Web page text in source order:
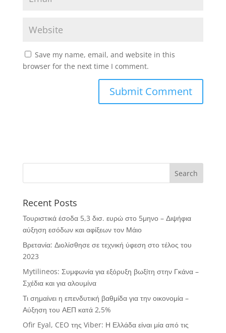
Save my name, email, and website in this
browser for the next time I comment.
Recent Posts
Τουριστικά έσοδα 5,3 δισ. ευρώ στο 5μηνο – Διψήφια
αύξηση εσόδων και αφίξεων τον Μάιο
Βρετανία: Διολίσθησε σε τεχνική ύφεση στο τέλος του
2023
Mytilineos: Συμφωνία για εξόρυξη βωξίτη στην Γκάνα –
Σχέδια και για αλουμίνα
Τι σημαίνει η επενδυτική βαθμίδα για την οικονομία –
Αύξηση του ΑΕΠ κατά 2,5%
Ofir Eyal, CEO της Viber: Η Ελλάδα είναι μία από τις